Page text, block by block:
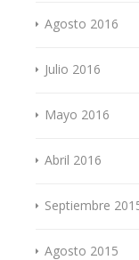
Agosto 2016
Julio 2016
Mayo 2016
Abril 2016
Septiembre
Agosto 2015